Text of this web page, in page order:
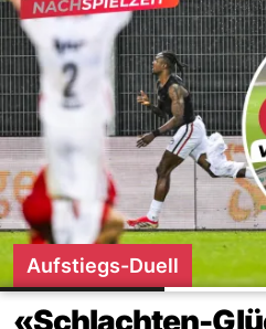
Aufstiegs-Duell
«Schlachten-